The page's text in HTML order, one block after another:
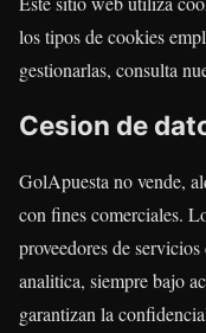
los tipos de cookies
gestionarlas, consulta
Cesion de
GolApuesta no vende,
con fines comerciales.
proveedores de
analitica, siempre bajo
garantizan la